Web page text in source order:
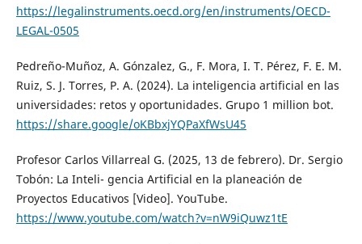
https://legalinstruments.oecd.org/en/instruments/OECD-
LEGAL-0505
Pedreño-Muñoz, A. Gónzalez, G., F. Mora, I. T. Pérez, F. E. M.
Ruiz, S. J. Torres, P. A. (2024). La inteligencia artificial en las
universidades: retos y oportunidades. Grupo 1 million bot.
https://share.google/oKBbxjYQPaXfWsU45
Profesor Carlos Villarreal G. (2025, 13 de febrero). Dr. Sergio
Tobón: La Inteli- gencia Artificial en la planeación de
Proyectos Educativos [Video]. YouTube.
https://www.youtube.com/watch?v=nW9iQuwz1tE